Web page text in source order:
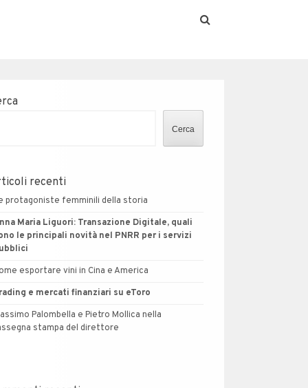
Cerca
recenti
protagoniste femminili della storia
Maria Liguori: Transazione Digitale, quali
le principali novità nel PNRR per i servizi
esportare vini in Cina e America
e mercati finanziari su eToro
Palombella e Pietro Mollica nella
stampa del direttore